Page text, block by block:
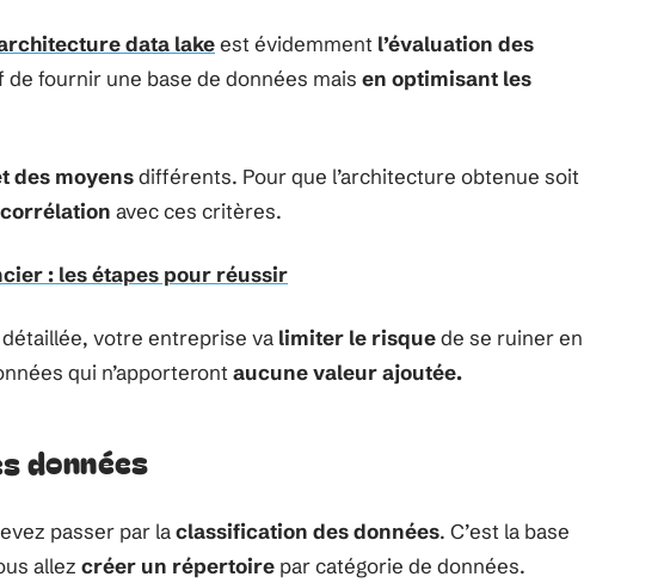
data lakeest évidemment l’évaluation des
de fournir une base de données mais en optimisant les
des moyensdifférents. Pour que l’architecture obtenue soit
avec ces critères.
: les étapes pour réussir
votre entreprise va limiter le risquede se ruiner en
qui n’apporteront aucune valeur ajoutée.
données
passer par laclassification des données. C’est la base
allez créer un répertoire par catégorie de données.